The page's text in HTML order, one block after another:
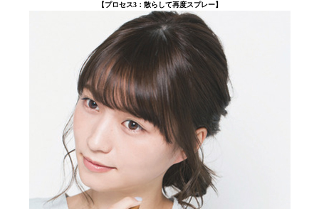
【プロセス3：散らして再度スプレー】